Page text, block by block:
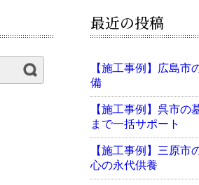
最近の投稿
【施工事例】広島
備
【施工事例】呉市
まで一括サポート
【施工事例】三原
心の永代供養